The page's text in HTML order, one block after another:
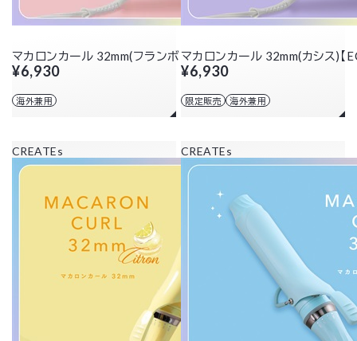
マカロンカール 32mm(フランボワーズ)
¥6,930
海外兼用
マカロンカール 32mm(カシス)【
¥6,930
限定販売 海外兼用
CREATEs CREATEs